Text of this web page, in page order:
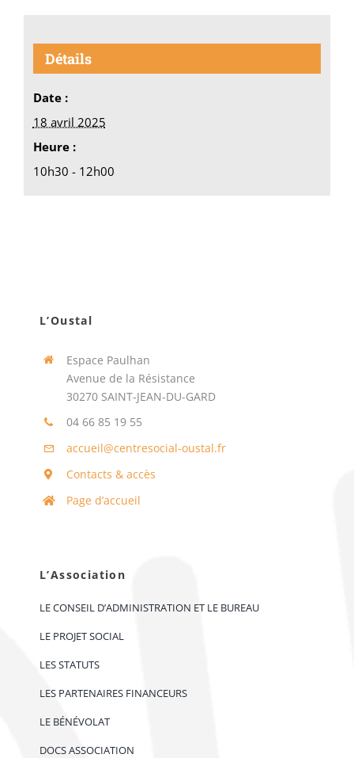
Détails
Date :
18 avril 2025
Heure :
10h30 - 12h00
L’Oustal
Espace Paulhan
Avenue de la Résistance
30270 SAINT-JEAN-DU-GARD
04 66 85 19 55
accueil@centresocial-oustal.fr
Contacts & accès
Page d’accueil
L’Association
LE CONSEIL D’ADMINISTRATION ET LE BUREAU
LE PROJET SOCIAL
LES STATUTS
LES PARTENAIRES FINANCEURS
LE BÉNÉVOLAT
DOCS ASSOCIATION